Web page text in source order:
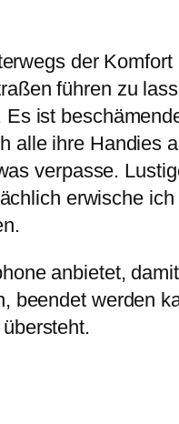
der
führen zu
Es ist
alle ihre Handies
verpasse.
erwische
anbietet,
werden